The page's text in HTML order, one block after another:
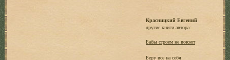
Красницкий Евгений
другие книги автора:
Бабы строем не воюют
Беру все на себя